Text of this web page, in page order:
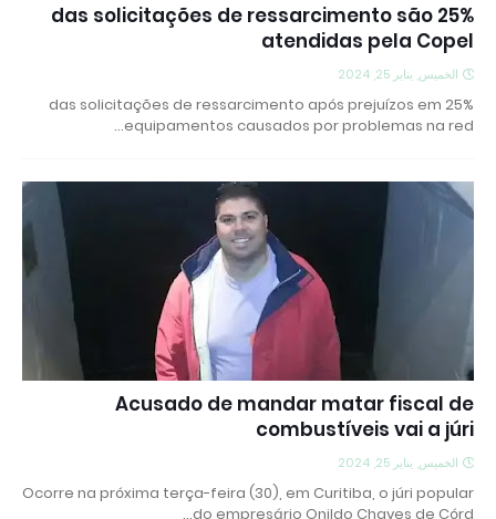
25% das solicitações de ressarcimento são
atendidas pela Copel
الخميس, يناير 25, 2024
25% das solicitações de ressarcimento após prejuízos em
equipamentos causados por problemas na red…
Acusado de mandar matar fiscal de
combustíveis vai a júri
الخميس, يناير 25, 2024
Ocorre na próxima terça-feira (30), em Curitiba, o júri popular
do empresário Onildo Chaves de Córd…